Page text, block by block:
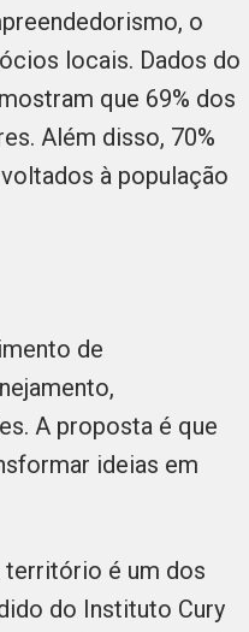
o
locais. Dados do
que 69% dos
Além disso, 70%
à população
de
A proposta é que
ideias em
território é um dos
do Instituto Cury